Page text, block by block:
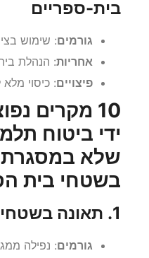
בית-ספריים
גורמים: שימוש
אחריות: הנהלת
פיצויים: כיסוי מלא
10 מקרים
ידי ביטוח
שלא במסגרת
בשטחי בית
1. תאונה בשטחי משחק ציבוריים
גורמים: נפילה